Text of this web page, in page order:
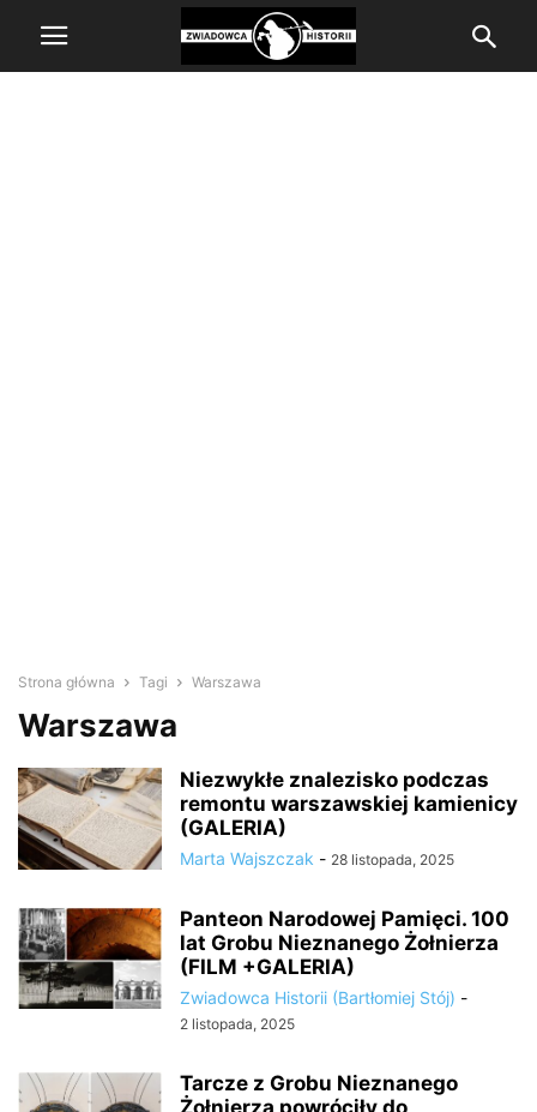
Strona główna Tagi Warszawa
Warszawa
Niezwykłe znalezisko podczas
remontu warszawskiej kamienicy
(GALERIA)
Marta Wajszczak - 28 listopada, 2025
Panteon Narodowej Pamięci. 100
lat Grobu Nieznanego Żołnierza
(FILM +GALERIA)
Zwiadowca Historii (Bartłomiej Stój) -
2 listopada, 2025
Tarcze z Grobu Nieznanego
Żołnierza powróciły do